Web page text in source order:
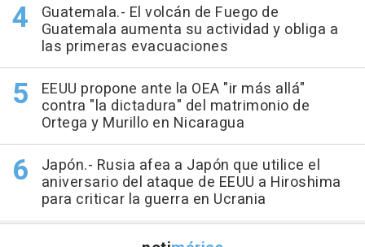
Guatemala.- El volcán de Fuego de
Guatemala aumenta su actividad y obliga a
las primeras evacuaciones
EEUU propone ante la OEA "ir más allá"
contra "la dictadura" del matrimonio de
Ortega y Murillo en Nicaragua
Japón.- Rusia afea a Japón que utilice el
aniversario del ataque de EEUU a Hiroshima
para criticar la guerra en Ucrania